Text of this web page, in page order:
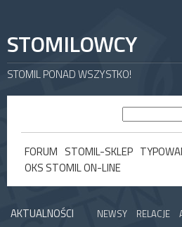
STOMILOWCY
STOMIL PONAD WSZYSTKO!
FORUM STOMIL-SKLEP
OKS STOMIL ON-LINE
AKTUALNOŚCI NEWSY RELACJE